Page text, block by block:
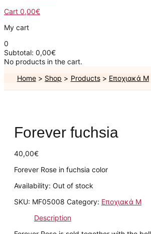
Cart 0,00€
My cart
0
Subtotal: 0,00€
No products in the cart.
Home
Shop Products Εποχιακά Μ
Forever fuchsia
40,00€
Forever Rose in fuchsia color
Availability: Out of stock
SKU: MF05008 Category: Εποχιακά Μ
Description